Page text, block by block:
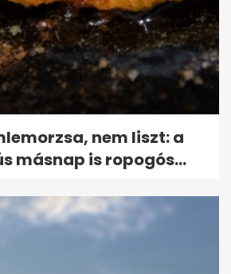
nem liszt: a
másnap is ropogós...